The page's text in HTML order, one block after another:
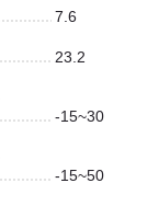
7.6
23.2
-15~30
-15~50